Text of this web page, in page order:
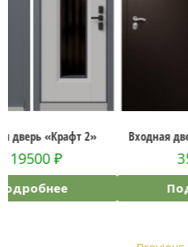
Входная дверь «Дюна Термо»